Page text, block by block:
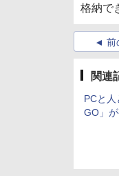
格納で
前
関連
PCと
GO」